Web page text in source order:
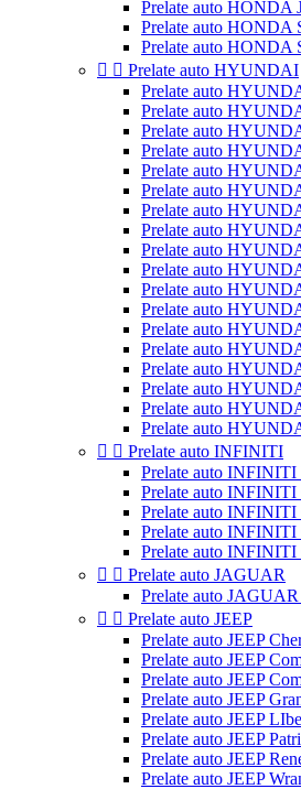
Prelate auto HONDA
Prelate auto HONDA
Prelate auto HONDA
  Prelate auto HYUNDAI
Prelate auto
Prelate auto
Prelate auto
Prelate auto
Prelate auto
Prelate auto
Prelate auto
Prelate auto
Prelate auto
Prelate auto
Prelate auto
Prelate auto
Prelate auto
Prelate auto
Prelate auto
Prelate auto
Prelate auto
Prelate auto
  Prelate auto INFINITI
Prelate auto INFINITI
Prelate auto
Prelate auto
Prelate auto
Prelate auto
  Prelate auto JAGUAR
Prelate auto JAGUAR
  Prelate auto JEEP
Prelate auto JEEP
Prelate auto JEEP
Prelate auto JEEP
Prelate auto JEEP
Prelate auto JEEP
Prelate auto JEEP
Prelate auto JEEP
Prelate auto JEEP